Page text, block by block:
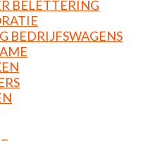
BELETTERING
BEDRIJFSWAGENS